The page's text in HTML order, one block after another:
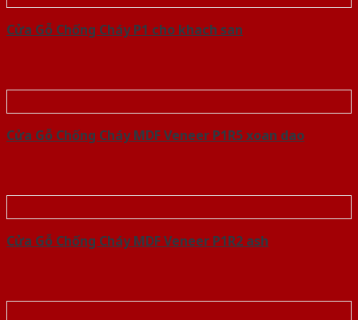
Cửa Gỗ Chống Cháy P1 cho khach san
Cửa Gỗ Chống Cháy MDF Veneer P1R5 xoan dao
Cửa Gỗ Chống Cháy MDF Veneer P1R2 ash